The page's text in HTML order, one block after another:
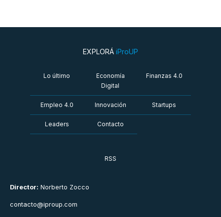
Director: Norberto Zocco
contacto@iproup.com
EXPLORÁ iProUP
Lo último
Economía
Digital
Finanzas 4.0
Empleo 4.0 Innovación Startups
Leaders Contacto
RSS